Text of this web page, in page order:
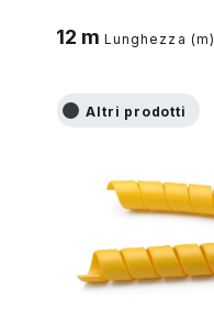
12 m Lunghezza (m)
Altri prodotti